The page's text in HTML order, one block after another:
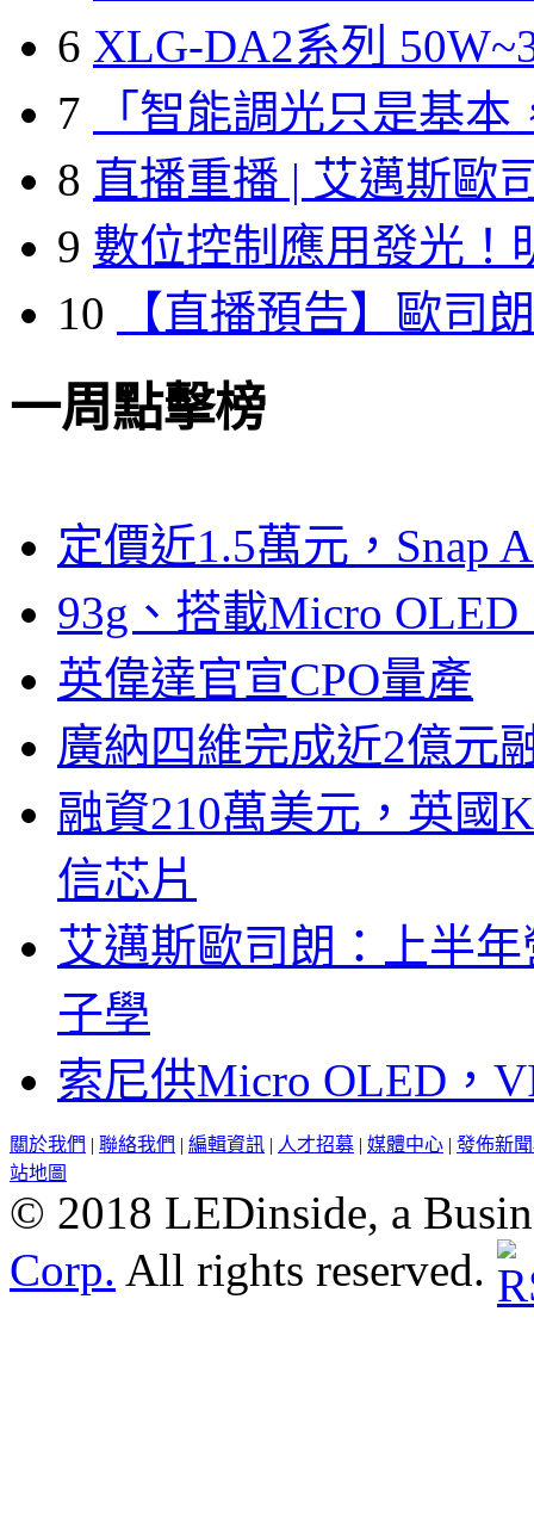
6 XLG-DA2系列
7
「智能調光只是基本
8 直播重播 | 艾邁斯歐
9 數位控制應用發光！
10
【直播預告】歐司
一周點擊榜
定價近1.5萬元，Snap
93g、搭載Micro
英偉達官宣CPO量產
廣納四維完成近2億元
融資210萬美元，英國
信芯片
艾邁斯歐司朗：上半
子學
索尼供Micro OLED，
關於我們 | 聯絡我們 | 編輯資訊 | 人才招募 | 媒體中心 | 發佈新
站地圖
© 2018 LEDinside, a
Corp. All rights reserved.